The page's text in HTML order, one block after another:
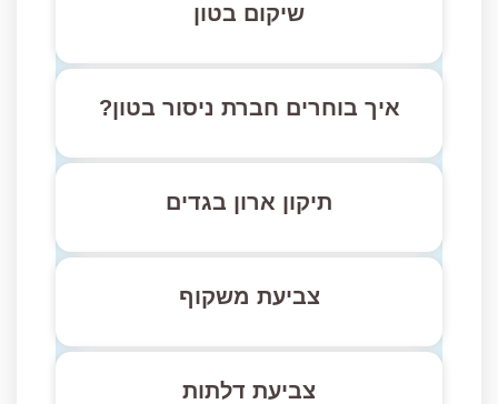
שיקום בטון
איך בוחרים חברת ניסור בטון?
תיקון ארון בגדים
צביעת משקוף
צביעת דלתות